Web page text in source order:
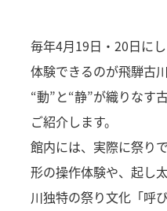
毎年4月19日・20日に
体験できるのが飛騨古
“動”と“静”が織りなす
ご紹介します。
館内には、実際に祭り
形の操作体験や、起し
川独特の祭り文化「呼